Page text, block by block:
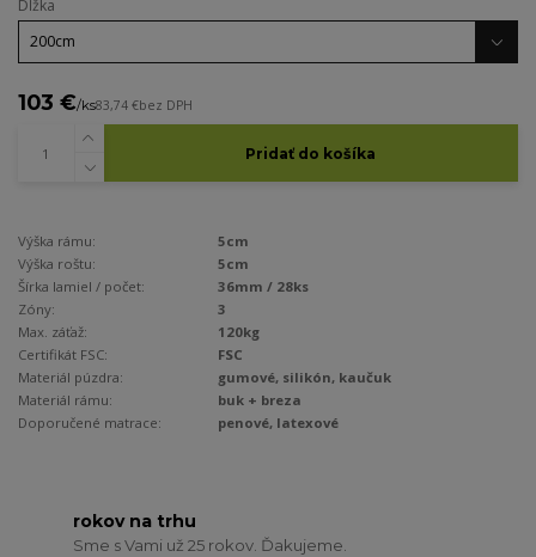
Dĺžka
103 €/ks83,74 €bez DPH
Pridať do košíka
Výška rámu:
5cm
Výška roštu:
5cm
Šírka lamiel / počet:
36mm / 28ks
Zóny:
3
Max. záťaž:
120kg
Certifikát FSC:
FSC
Materiál púzdra:
gumové, silikón, kaučuk
Materiál rámu:
buk + breza
Doporučené matrace:
penové, latexové
rokov na trhu
Sme s Vami už 25 rokov. Ďakujeme.